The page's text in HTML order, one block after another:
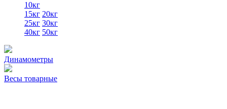
10кг
15кг 20кг
25кг 30кг
40кг 50кг
Динамометры
Весы товарные